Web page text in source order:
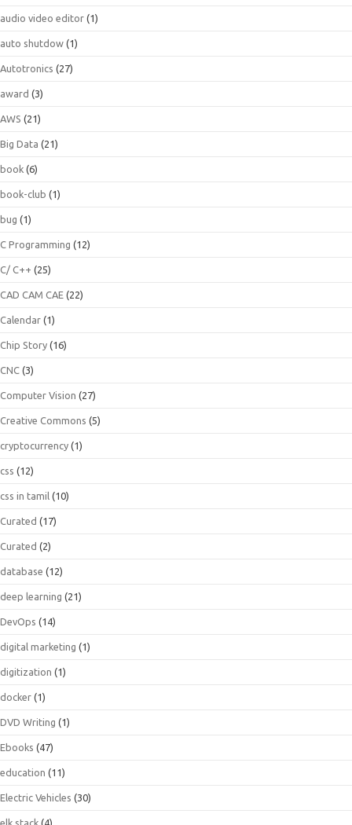
audio video editor (1)
auto shutdow (1)
Autotronics (27)
award (3)
AWS (21)
Big Data (21)
book (6)
book-club (1)
bug (1)
C Programming (12)
C/ C++ (25)
CAD CAM CAE (22)
Calendar (1)
Chip Story (16)
CNC (3)
Computer Vision (27)
Creative Commons (5)
cryptocurrency (1)
css (12)
css in tamil (10)
Curated (17)
Curated (2)
database (12)
deep learning (21)
DevOps (14)
digital marketing (1)
digitization (1)
docker (1)
DVD Writing (1)
Ebooks (47)
education (11)
Electric Vehicles (30)
elk stack (4)